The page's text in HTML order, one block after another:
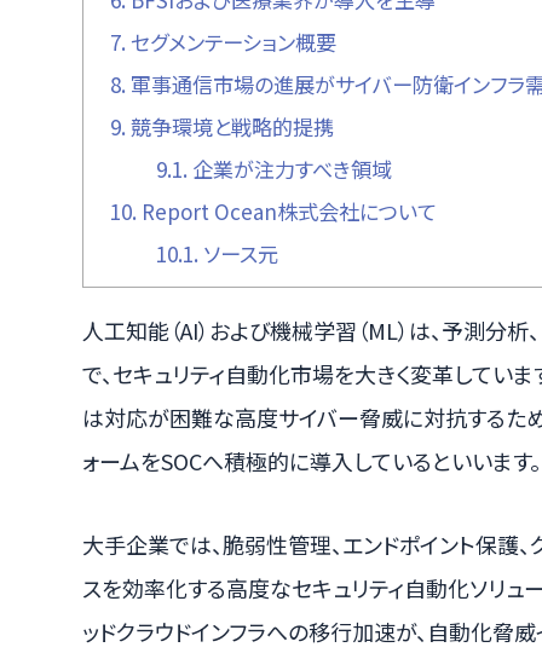
7. セグメンテーション概要
8. 軍事通信市場の進展がサイバー防衛インフラ
9. 競争環境と戦略的提携
9.1. 企業が注力すべき領域
10. Report Ocean株式会社について
10.1. ソース元
人工知能（AI）および機械学習（ML）は、予測分
で、セキュリティ自動化市場を大きく変革してい
は対応が困難な高度サイバー脅威に対抗するため
ォームをSOCへ積極的に導入しているといいます。
大手企業では、脆弱性管理、エンドポイント保護
スを効率化する高度なセキュリティ自動化ソリュ
ッドクラウドインフラへの移行加速が、自動化脅